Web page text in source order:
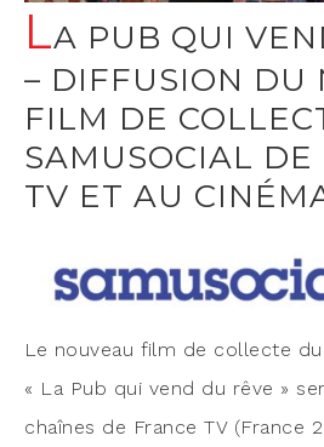
LA PUB QUI
– DIFFUSION DU
FILM DE
SAMUSOCIAL DE
TV ET AU
Le nou­veau film de col­lecte
« La Pub qui vend du rêve »
chaînes de France TV (France